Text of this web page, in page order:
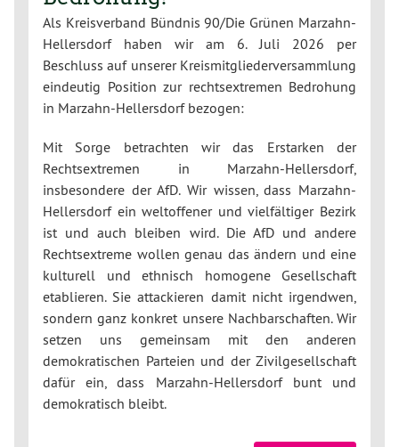
Als Kreisverband Bündnis 90/Die Grünen Marzahn-
Hellersdorf haben wir am 6. Juli 2026 per
Beschluss auf unserer Kreismitgliederversammlung
eindeutig Position zur rechtsextremen Bedrohung
in Marzahn-Hellersdorf bezogen:
Mit Sorge betrachten wir das Erstarken der
Rechtsextremen in Marzahn-Hellersdorf,
insbesondere der AfD. Wir wissen, dass Marzahn-
Hellersdorf ein weltoffener und vielfältiger Bezirk
ist und auch bleiben wird. Die AfD und andere
Rechtsextreme wollen genau das ändern und eine
kulturell und ethnisch homogene Gesellschaft
etablieren. Sie attackieren damit nicht irgendwen,
sondern ganz konkret unsere Nachbarschaften. Wir
setzen uns gemeinsam mit den anderen
demokratischen Parteien und der Zivilgesellschaft
dafür ein, dass Marzahn-Hellersdorf bunt und
demokratisch bleibt.